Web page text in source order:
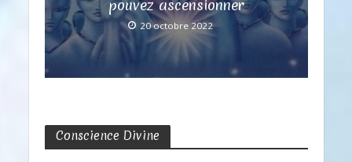
pouvez ascensionner
20 octobre 2022
Conscience Divine